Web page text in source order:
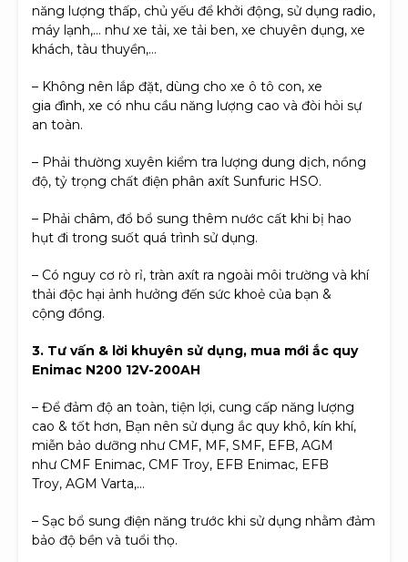
năng lượng thấp, chủ yếu để khởi động, sử dụng radio,
máy lạnh,… như xe tải, xe tải ben, xe chuyên dụng, xe
khách, tàu thuyền,…
– Không nên lắp đặt, dùng cho xe ô tô con, xe
gia đình, xe có nhu cầu năng lượng cao và đòi hỏi sự
an toàn.
– Phải thường xuyên kiểm tra lượng dung dịch, nồng
độ, tỷ trọng chất điện phân axít Sunfuric HSO.
– Phải châm, đổ bổ sung thêm nước cất khi bị hao
hụt đi trong suốt quá trình sử dụng.
– Có nguy cơ rò rỉ, tràn axít ra ngoài môi trường và khí
thải độc hại ảnh hưởng đến sức khoẻ của bạn &
cộng đồng.
3. Tư vấn & lời khuyên sử dụng, mua mới ắc quy
Enimac N200 12V-200AH
– Để đảm độ an toàn, tiện lợi, cung cấp năng lượng
cao & tốt hơn, Bạn nên sử dụng ắc quy khô, kín khí,
miễn bảo dưỡng như CMF, MF, SMF, EFB, AGM
như CMF Enimac, CMF Troy, EFB Enimac, EFB
Troy, AGM Varta,…
– Sạc bổ sung điện năng trước khi sử dụng nhằm đảm
bảo độ bền và tuổi thọ.